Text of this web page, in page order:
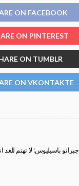
ON FACEBOOK
ON PINTEREST
ON TUMBLR
ON VKONTAKTE
جبرانو باسيليوس: لا تهتم للغد